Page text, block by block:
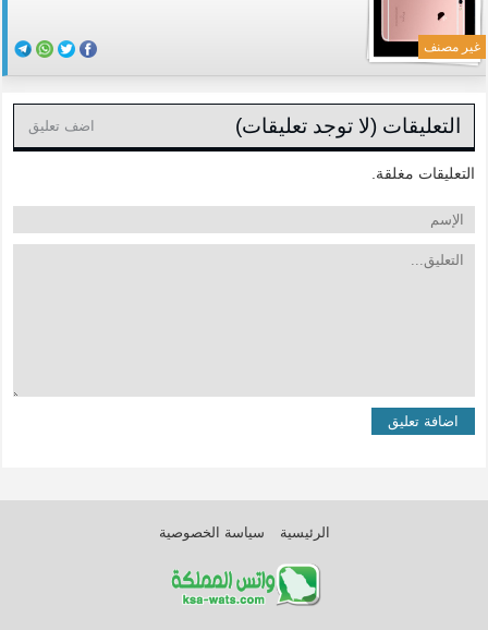
غير مصنف
التعليقات (لا توجد تعليقات) اضف تعليق
التعليقات مغلقة.
الرئيسية سياسة الخصوصية